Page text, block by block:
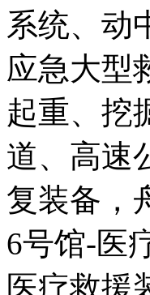
系统、动
应急大型
起重、挖
道、高速
复装备，
6号馆-医
医疗救援